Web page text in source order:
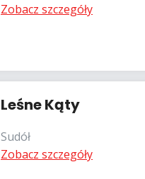
Zobacz szczegóły
Leśne Kąty
Sudół
Zobacz szczegóły